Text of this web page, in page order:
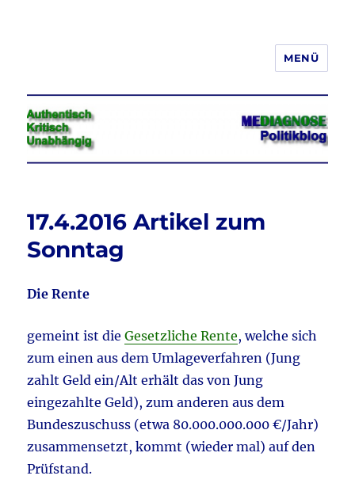
Jeder hat das Recht, seine
Meinung in Wort, Schrift und Bild
frei zu äußern und zu verbreiten
MENÜ
17.4.2016 Artikel zum
Sonntag
Die Rente
gemeint ist dieGesetzliche Rente, welche sich
zum einen aus dem Umlageverfahren (Jung
zahlt Geld ein/Alt erhält das von Jung
eingezahlte Geld), zum anderen aus dem
Bundeszuschuss (etwa 80.000.000.000 €/Jahr)
zusammensetzt, kommt (wieder mal) auf den
Prüfstand.